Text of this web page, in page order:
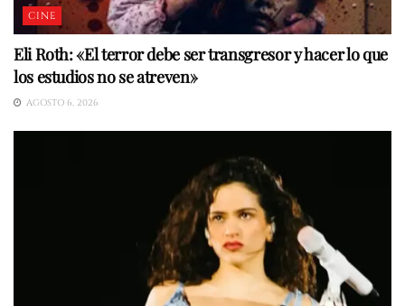
CINE
Eli Roth: «El terror debe ser transgresor y hacer lo que
los estudios no se atreven»
AGOSTO 6, 2026